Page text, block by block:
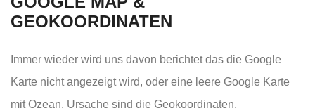
GEOKOORDINATEN
Immer wieder wird uns davon berichtet das die Google
Karte nicht angezeigt wird, oder eine leere Google Karte
mit Ozean. Ursache sind die Geokoordinaten.